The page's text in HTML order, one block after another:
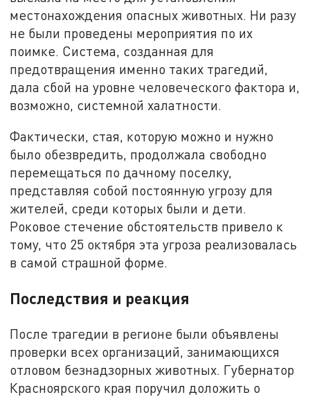
местонахождения опасных животных. Ни разу
не были проведены мероприятия по их
поимке. Система, созданная для
предотвращения именно таких трагедий,
дала сбой на уровне человеческого фактора и,
возможно, системной халатности.
Фактически, стая, которую можно и нужно
было обезвредить, продолжала свободно
перемещаться по дачному поселку,
представляя собой постоянную угрозу для
жителей, среди которых были и дети.
Роковое стечение обстоятельств привело к
тому, что 25 октября эта угроза реализовалась
в самой страшной форме.
Последствия и реакция
После трагедии в регионе были объявлены
проверки всех организаций, занимающихся
отловом безнадзорных животных. Губернатор
Красноярского края поручил доложить о